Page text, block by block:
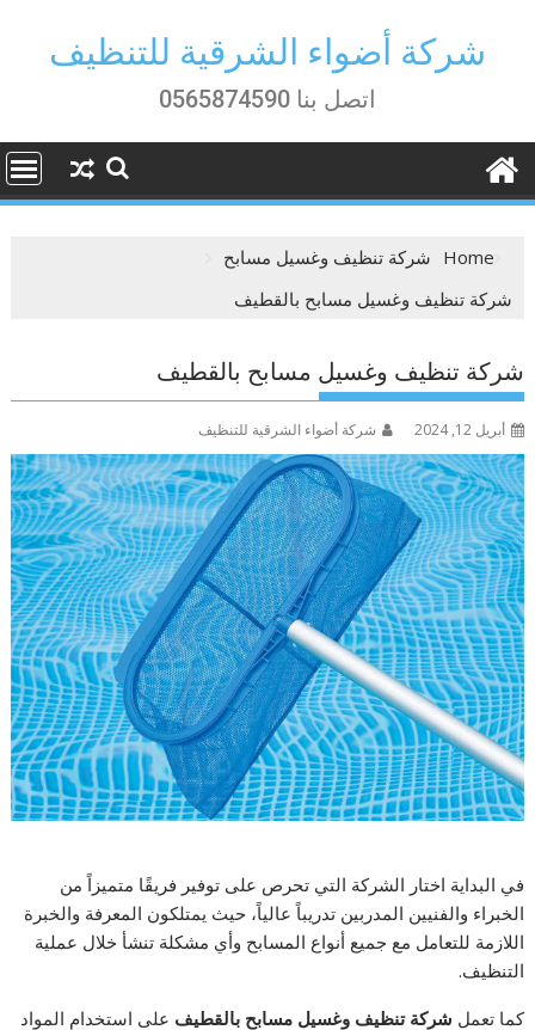
contentشركة أضواء الشرقية للتنظيف
اتصل بنا 0565874590
Home شركة تنظيف وغسيل مسابح
شركة تنظيف وغسيل مسابح بالقطيف
شركة تنظيف وغسيل مسابح بالقطيف
أبريل 12, 2024 شركة أضواء الشرقية للتنظيف
في البداية اختار الشركة التي تحرص على توفير فريقًا متميزاً من
الخبراء والفنيين المدربين تدريباً عالياً، حيث يمتلكون المعرفة والخبرة
اللازمة للتعامل مع جميع أنواع المسابح وأي مشكلة تنشأ خلال عملية
التنظيف.
كما تعمل شركة تنظيف وغسيل مسابح بالقطيف على استخدام المواد